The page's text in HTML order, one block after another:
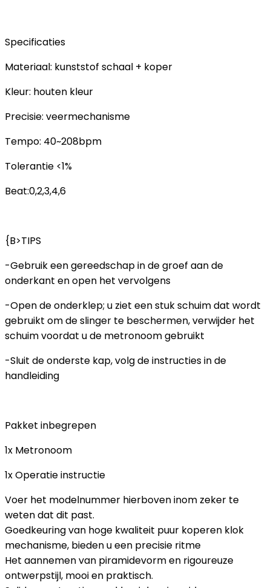
Specificaties
Materiaal: kunststof schaal + koper
Kleur: houten kleur
Precisie: veermechanisme
Tempo: 40~208bpm
Tolerantie <1%
Beat:0,2,3,4,6
{B>TIPS
-Gebruik een gereedschap in de groef aan de
onderkant en open het vervolgens
-Open de onderklep; u ziet een stuk schuim dat wordt
gebruikt om de slinger te beschermen, verwijder het
schuim voordat u de metronoom gebruikt
-Sluit de onderste kap, volg de instructies in de
handleiding
Pakket inbegrepen
1x Metronoom
1x Operatie instructie
Voer het modelnummer hierboven inom zeker te
weten dat dit past.
Goedkeuring van hoge kwaliteit puur koperen klok
mechanisme, bieden u een precisie ritme
Het aannemen van piramidevorm en rigoureuze
ontwerpstijl, mooi en praktisch.